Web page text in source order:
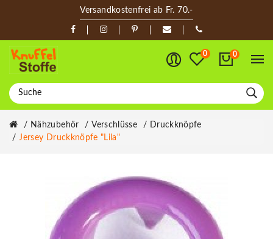
Versandkostenfrei ab Fr. 70.-
0 0
Nähzubehör Verschlüsse
Druckknöpfe
Jersey Druckknöpfe "Lila"